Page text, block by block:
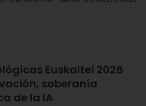
Euskaltel 2026
soberanía
de la IA